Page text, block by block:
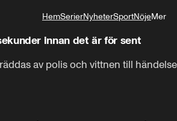
HemSerierNyheterSportNöjeMer
Livsstil
innan det är för sent
av polis och vittnen till